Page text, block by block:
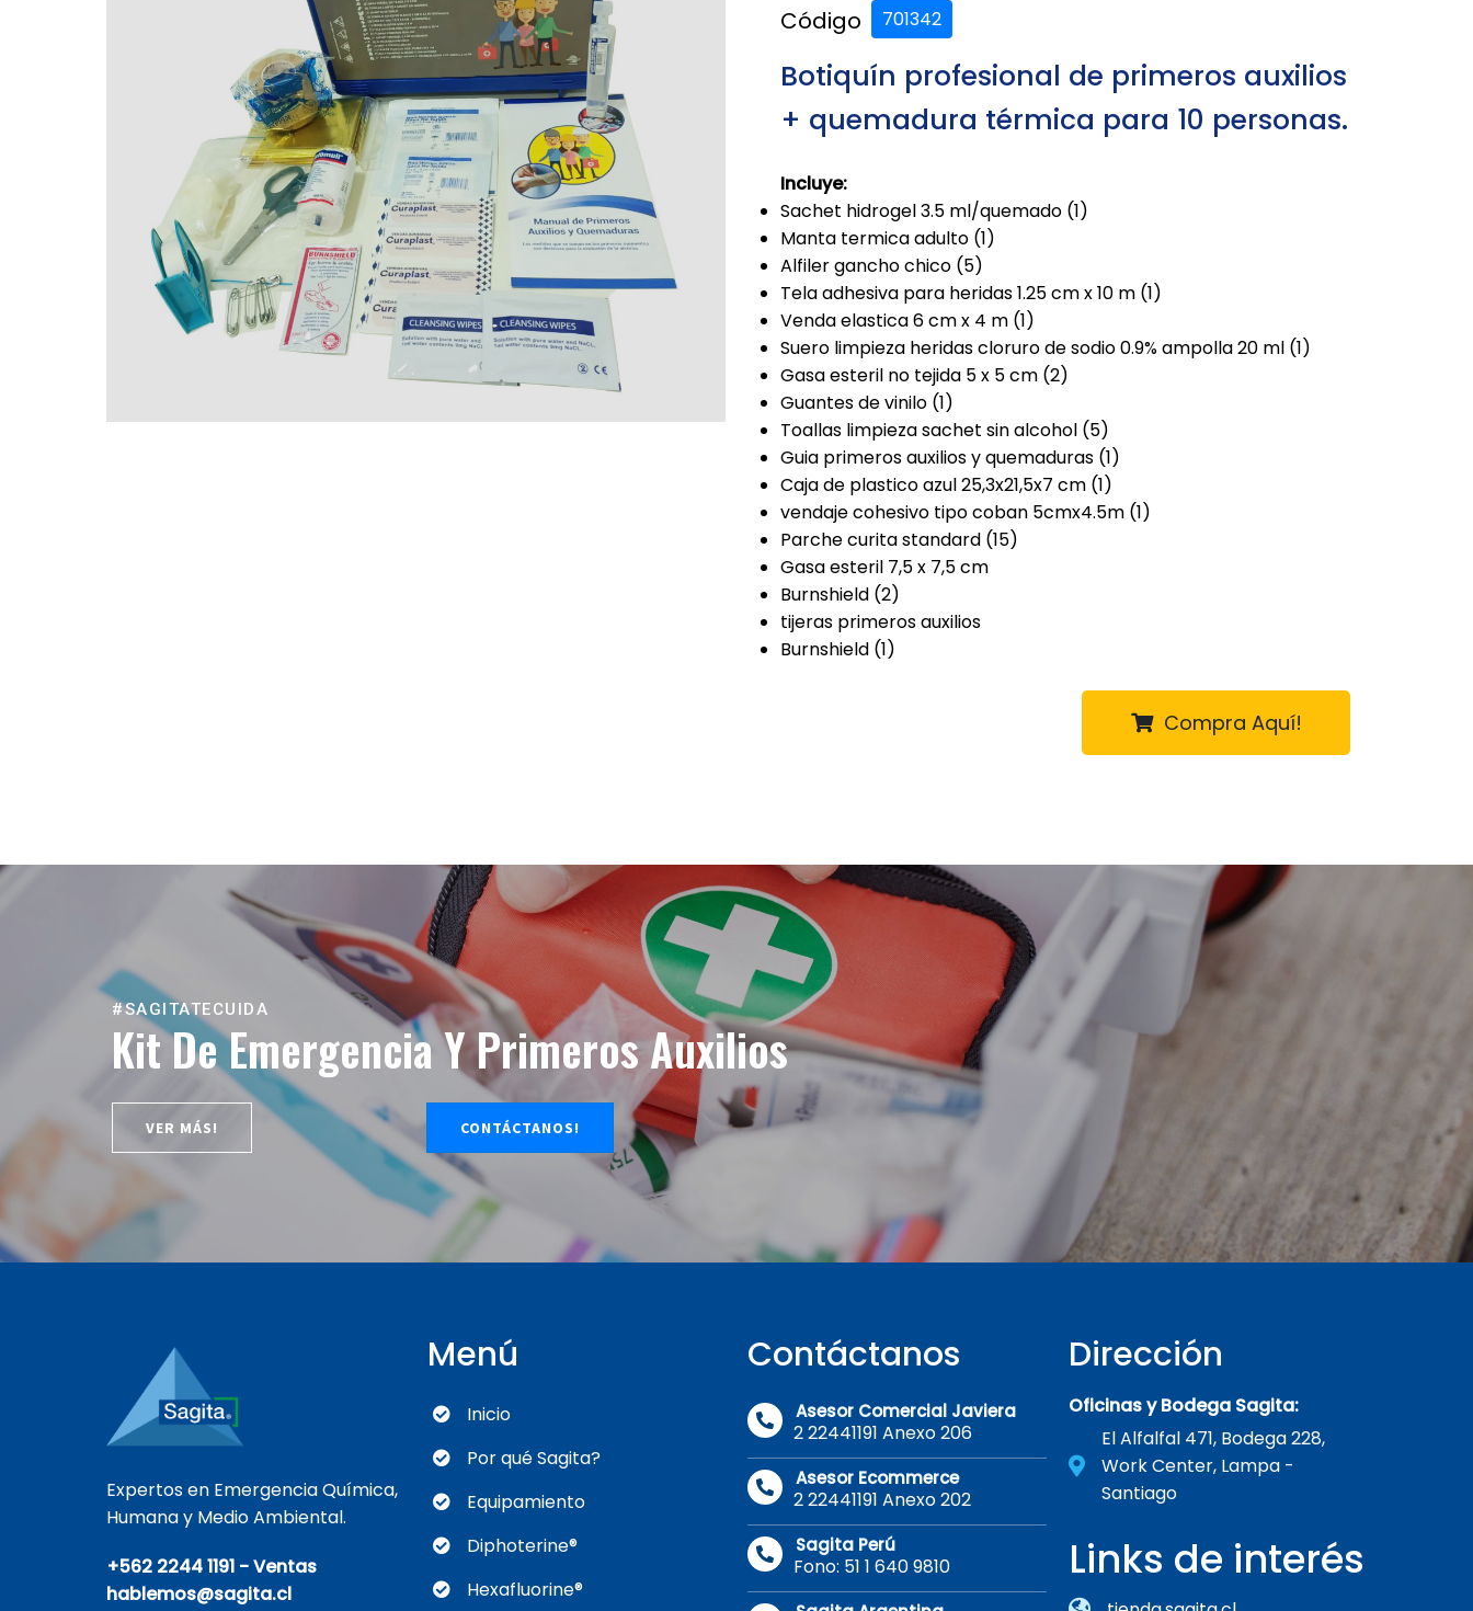
Código 701342
Botiquín profesional de primeros auxilios
+ quemadura térmica para 10 personas.
Incluye:
Sachet hidrogel 3.5 ml/quemado (1)
Manta termica adulto (1)
Alfiler gancho chico (5)
Tela adhesiva para heridas 1.25 cm x 10 m (1)
Venda elastica 6 cm x 4 m (1)
Suero limpieza heridas cloruro de sodio 0.9% ampolla 20 ml (1)
Gasa esteril no tejida 5 x 5 cm (2)
Guantes de vinilo (1)
Toallas limpieza sachet sin alcohol (5)
Guia primeros auxilios y quemaduras (1)
Caja de plastico azul 25,3x21,5x7 cm (1)
vendaje cohesivo tipo coban 5cmx4.5m (1)
Parche curita standard (15)
Gasa esteril 7,5 x 7,5 cm
Burnshield (2)
tijeras primeros auxilios
Burnshield (1)
Compra Aquí!
#SAGITATECUIDA
Kit De Emergencia Y Primeros Auxilios
VER MÁS! CONTÁCTANOS!
Expertos en Emergencia Química,
Humana y Medio Ambiental.
+562 2244 1191 - Ventas
hablemos@sagita.cl
Menú
Inicio
Por qué Sagita?
Equipamiento
Diphoterine®
Hexafluorine®
Contáctanos
Asesor Comercial Javiera
2 22441191 Anexo 206
Asesor Ecommerce
2 22441191 Anexo 202
Sagita Perú
Fono: 51 1 640 9810
Dirección
Oficinas y Bodega Sagita:
El Alfalfal 471, Bodega 228,
Work Center, Lampa -
Santiago
Links de interés